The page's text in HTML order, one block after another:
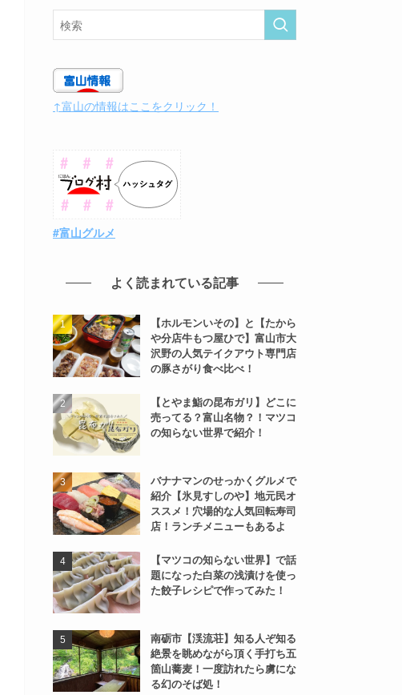
↑富山の情報はここをクリック！
#富山グルメ
よく読まれている記事
【ホルモンいその】と【たから
や分店牛もつ屋ひで】富山市大
沢野の人気テイクアウト専門店
の豚さがり食べ比べ！
【とやま鮨の昆布ガリ】どこに
売ってる？富山名物？！マツコ
の知らない世界で紹介！
バナナマンのせっかくグルメで
紹介【氷見すしのや】地元民オ
ススメ！穴場的な人気回転寿司
店！ランチメニューもあるよ
【マツコの知らない世界】で話
題になった白菜の浅漬けを使っ
た餃子レシピで作ってみた！
南砺市【渓流荘】知る人ぞ知る
絶景を眺めながら頂く手打ち五
箇山蕎麦！一度訪れたら虜にな
る幻のそば処！